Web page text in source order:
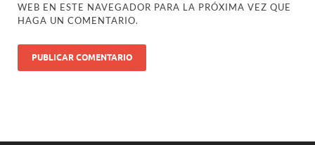
WEB EN ESTE NAVEGADOR PARA LA PRÓXIMA VEZ QUE
HAGA UN COMENTARIO.